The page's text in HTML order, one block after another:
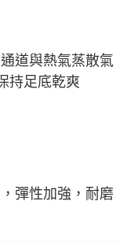
道與熱氣蒸散氣
持足底乾爽
彈性加強，耐磨